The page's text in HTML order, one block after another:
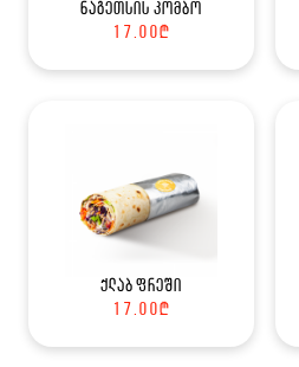
ნაგეთსის კომბო
17.00₾
ქლაბ ფრეში
17.00₾